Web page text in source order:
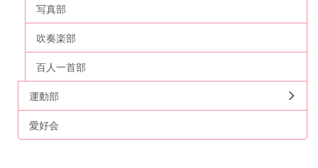
写真部
吹奏楽部
百人一首部
運動部
愛好会